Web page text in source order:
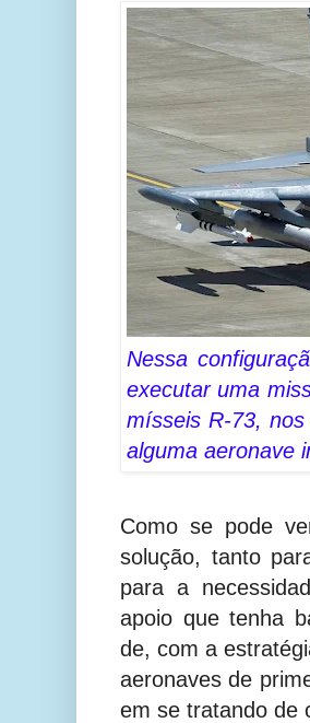
Nessa
executar uma
mísseis R-73,
alguma aeronave
Como se pode
solução, tanto
para a
apoio que tenha
de, com a
aeronaves de
em se tratando de